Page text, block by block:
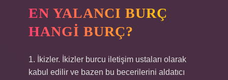
EN YALANCI BURÇ
HANGI BURÇ?
1. İkizler. İkizler burcu iletişim ustaları olarak
kabul edilir ve bazen bu becerilerini aldatıcı